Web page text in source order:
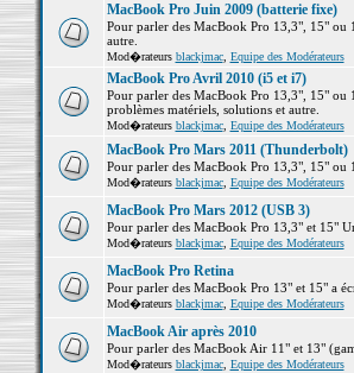
MacBook Pro Juin 2009 (batterie fixe)
Pour parler des MacBook Pro 13,3", 15"
autre.
Mod�rateurs blackjmac, Equipe des Modérateurs
MacBook Pro Avril 2010 (i5 et i7)
Pour parler des MacBook Pro 13,3", 15"
problèmes matériels, solutions et autre.
Mod�rateurs blackjmac, Equipe des Modérateurs
MacBook Pro Mars 2011 (Thunderbolt)
Pour parler des MacBook Pro 13,3", 15" ou
Mod�rateurs blackjmac, Equipe des Modérateurs
MacBook Pro Mars 2012 (USB 3)
Pour parler des MacBook Pro 13,3" et 15"
Mod�rateurs blackjmac, Equipe des Modérateurs
MacBook Pro Retina
Pour parler des MacBook Pro 13" et 15" a
Mod�rateurs blackjmac, Equipe des Modérateurs
MacBook Air après 2010
Pour parler des MacBook Air 11" et 13"
Mod�rateurs blackjmac, Equipe des Modérateurs